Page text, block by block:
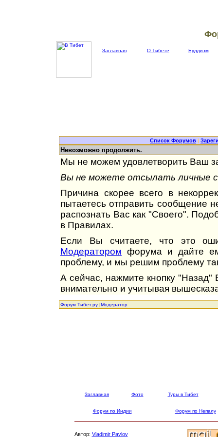
Заглавная О Тибете Буддизм
Список Форумов |
Невозможно продолжить.
Мы не можем удовлетворить Ваш
Вы не можете отсылать личные
Причина скорее всего в
пытаетесь отправить сообщение
распознать Вас как "Своего".
в Правилах.
Если Вы считаете, что это
Модератором форума и дайте
проблему, и мы решим проблему
А сейчас, нажмите кнопку
внимательно и учитывая
Форум Тибет.ру |Модератор
Заглавная Фото Туры в Тибет
Форум по Индии Форум по Непалу
Автор: Vladimir Pavlov